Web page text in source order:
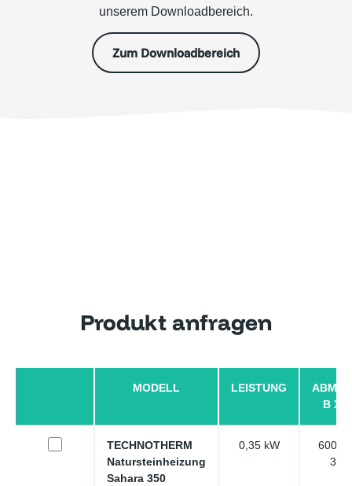
unserem Downloadbereich.
Zum Downloadbereich
Produkt anfragen
MODELL LEISTUNG
B X
TECHNOTHERM
Natursteinheizung
Sahara 350
0,35 kW
600 x
30